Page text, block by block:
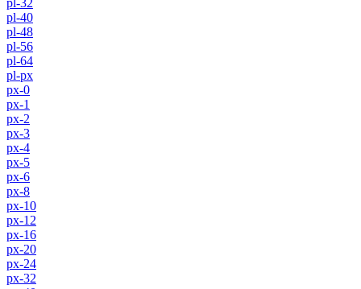
pl-40
pl-48
pl-56
pl-64
pl-px
px-0
px-1
px-2
px-3
px-4
px-5
px-6
px-8
px-10
px-12
px-16
px-20
px-24
px-32